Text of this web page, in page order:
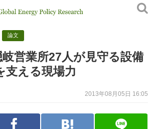
論文
営業所27人が見守る設備
える現場力
2013年08月05日 16:05